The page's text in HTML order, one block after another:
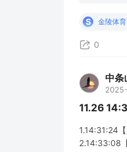
S 金陵体育
0
中条
11.26
1.14:31:24
2.14:33:08